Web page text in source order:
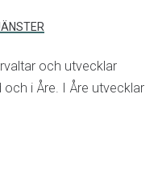
och utvecklar
i Åre. I Åre utvecklar